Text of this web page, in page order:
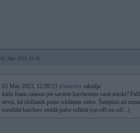
05. May 2023, 13:26
05 May 2023, 12:39:23 @marciss rakstīja:
kādu foam cannon pie saviem karcheriem varat ieteikt?
nevis, kā skūšanās putas reklāmas video. Šampūni arī
rezultātā karchers strādā pulse režīmā (on-off-on-off...)